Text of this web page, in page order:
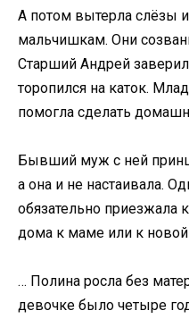
А потом вытерла слёзы
мальчишкам. Они
Старший Андрей
торопился на каток.
помогла сделать
Бывший муж с ней
а она и не настаивала.
обязательно приезжала
дома к маме или к новой
… Полина росла без
девочке было четыре